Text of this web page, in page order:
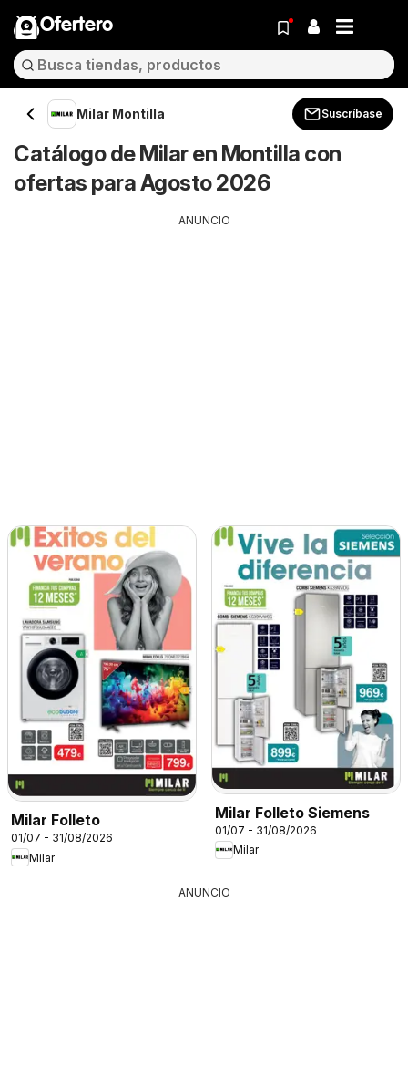
Ofertero
Milar Montilla Suscríbase
Catálogo de Milar en Montilla con
ofertas para Agosto 2026
ANUNCIO
Milar Folleto
01/07 - 31/08/2026
Milar
Milar Folleto Siemens
01/07 - 31/08/2026
Milar
ANUNCIO